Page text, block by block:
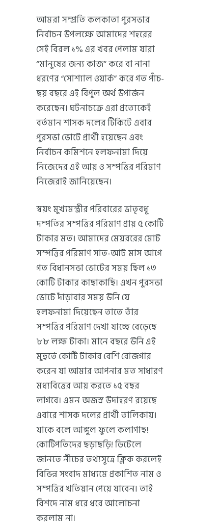
আমরা সম্প্রতি কলকাতা পুরসভার
নির্বাচন উপলক্ষে আমাদের শহরের
সেই বিরল ১% এর খবর পেলাম যারা
“মানুষের জন্য কাজ” করে বা নানা
ধরণের “সোশ্যাল ওয়ার্ক” করে গত পাঁচ-
ছয় বছরে এই বিপুল অর্থ উপার্জন
করেছেন। ঘটনাচক্রে এরা প্রত্যেকেই
বর্তমান শাসক দলের টিকিটে এবার
পুরসভা ভোটে প্রার্থী হয়েছেন এবং
নির্বাচন কমিশনে হলফনামা দিয়ে
নিজেদের এই আয় ও সম্পত্তির পরিমাণ
নিজেরাই জানিয়েছেন।
স্বয়ং মুখ্যমন্ত্রীর পরিবারের ভ্রাতৃবধূ
দম্পতির সম্পত্তির পরিমাণ প্রায় ৫ কোটি
টাকার মত। আমাদের মেয়ররের মোট
সম্পত্তির পরিমাণ সাত-আট মাস আগে
গত বিধানসভা ভোটের সময় ছিল ১৩
কোটি টাকার কাছাকাছি। এখন পুরসভা
ভোটে দাঁড়াবার সময় উনি যে
হলফনামা দিয়েছেন তাতে তাঁর
সম্পত্তির পরিমাণ দেখা যাচ্ছে বেড়েছে
৮৮ লক্ষ টাকা। মানে বছরে উনি এই
মুহুর্তে কোটি টাকার বেশি রোজগার
করেন যা আমার আপনার মত সাধারণ
মধ্যবিত্তের আয় করতে ১৫ বছর
লাগবে। এমন অজস্র উদাহরণ রয়েছে
এবারে শাসক দলের প্রার্থী তালিকায়।
যাকে বলে আঙ্গুল ফুলে কলাগাছ!
কোটিপতিদের ছড়াছড়ি! ডিটেলে
জানতে নীচের তথ্যসূত্রে ক্লিক করলেই
বিভিন্ন সংবাদ মাধ্যমে প্রকাশিত নাম ও
সম্পত্তির খতিয়ান পেয়ে যাবেন। তাই
বিশদে নাম ধরে ধরে আলোচনা
করলাম না।